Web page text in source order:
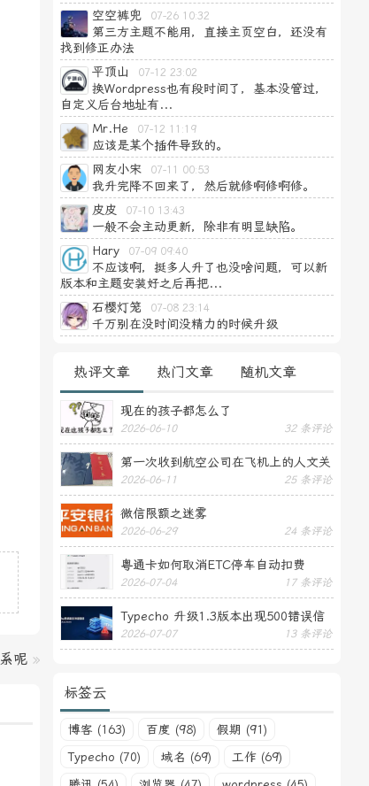
呢 »
空空裤兜
07-26 10:32
第三方主题不能用，直接主页空白，还没有
找到修正办法
平顶山
07-12 23:02
换Wordpress也有段时间了，基本没管过，
自定义后台地址有...
Mr.He
07-12 11:19
应该是某个插件导致的。
网友小宋
07-11 00:53
我升完降不回来了，然后就修啊修啊修。
皮皮
07-10 13:43
一般不会主动更新，除非有明显缺陷。
Hary
07-09 09:40
不应该啊，挺多人升了也没啥问题，可以新
版本和主题安装好之后再把...
石樱灯笼
07-08 23:14
千万别在没时间没精力的时候升级
热评文章 热门文章 随机文章
现在的孩子都怎么了
2026-06-10 32 条评论
第一次收到航空公司在飞机上的人文关
怀——送生日贺卡
2026-06-11 25 条评论
微信限额之迷雾
2026-06-29 24 条评论
粤通卡如何取消ETC停车自动扣费
2026-07-04 17 条评论
Typecho 升级1.3版本出现500错误信
息
2026-07-07 13 条评论
标签云
博客 (163) 百度 (98)
假期 (91)
Typecho (70)
域名 (69)
工作 (69)